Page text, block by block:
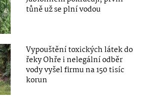
tůně už se plní vodou
Vypouštění toxických látek do
řeky Ohře i nelegální odběr
vody vyšel firmu na 150 tisíc
korun